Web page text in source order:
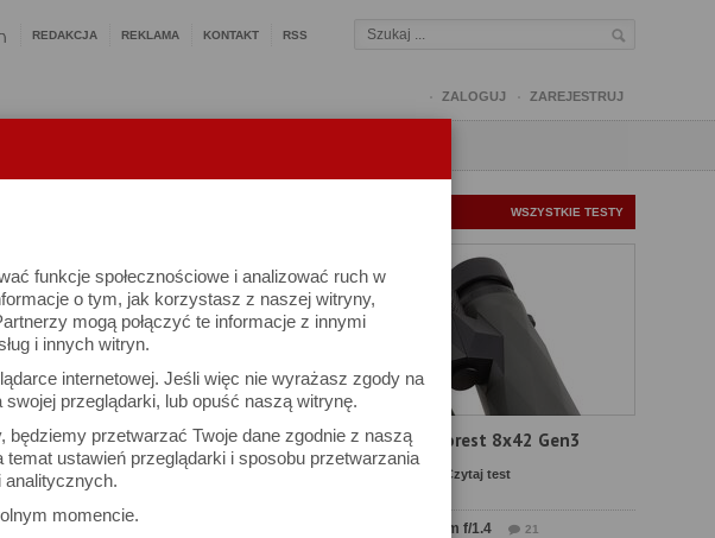
funkcje społecznościowe i analizować ruch w
o tym, jak korzystasz z naszej witryny,
mogą połączyć te informacje z innymi
i innych witryn.
internetowej. Jeśli więc nie wyrażasz zgody na
przeglądarki, lub opuść naszą witrynę.
przetwarzać Twoje dane zgodnie z naszą
ustawień przeglądarki i sposobu przetwarzania
analitycznych.
momencie.
REDAKCJA REKLAMA KONTAKT RSS
ZALOGUJ ZAREJESTRUJ
w naszej
Drukuj
Podziel się
Olech
55
WSZYSTKIE TESTY
Test Delta Optical Forest 8x42 Gen3
Czytaj test
Test Sirui Aurora 35 mm f/1.4 21